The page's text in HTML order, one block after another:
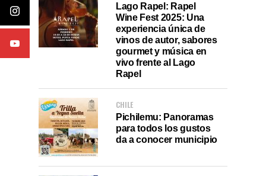
Lago Rapel: Rapel
Wine Fest 2025: Una
experiencia única de
vinos de autor, sabores
gourmet y música en
vivo frente al Lago
Rapel
CHILE
Pichilemu: Panoramas
para todos los gustos
da a conocer municipio